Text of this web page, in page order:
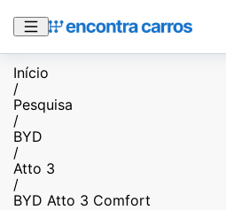
Início
/
Pesquisa
/
BYD
/
Atto 3
/
BYD Atto 3 Comfort